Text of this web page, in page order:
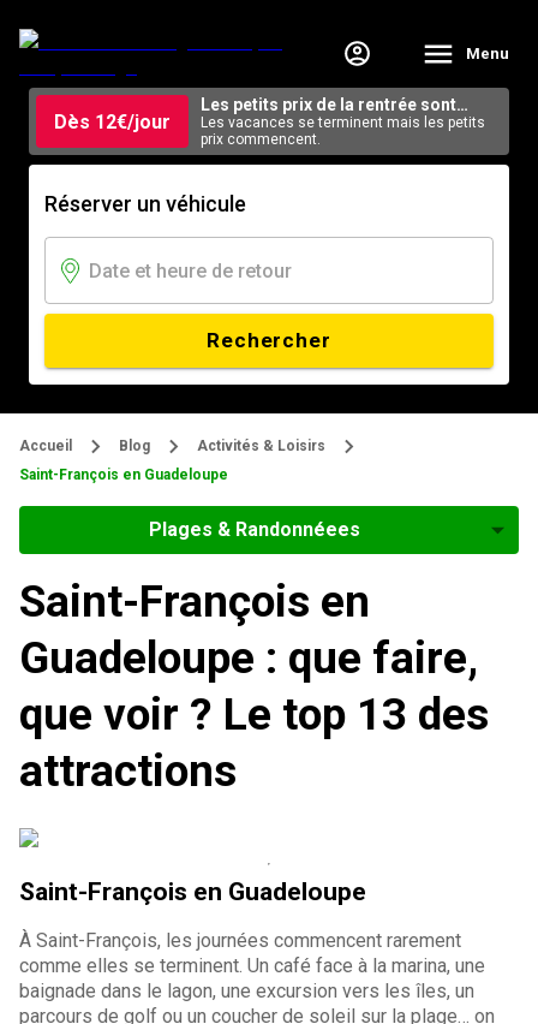
Menu
Dès 12€/jour
Les petits prix de la rentrée sont
arrivés.
Les vacances se terminent mais les petits
prix commencent.
Réserver un véhicule
Rechercher
Accueil Blog
Activités & Loisirs
Saint-François en Guadeloupe
Plages & Randonnéees
Saint-François en
Guadeloupe : que faire,
que voir ? Le top 13 des
attractions
Saint-François en Guadeloupe
À Saint-François, les journées commencent rarement
comme elles se terminent. Un café face à la marina, une
baignade dans le lagon, une excursion vers les îles, un
parcours de golf ou un coucher de soleil sur la plage… on